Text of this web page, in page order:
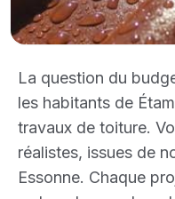
La question du
les habitants de
travaux de toiture.
réalistes, issues de
Essonne. Chaque